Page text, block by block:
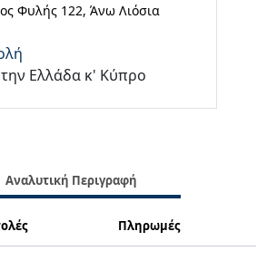
Φυλής 122, Άνω Λιόσια
Ελλάδα κ' Κύπρο
Αναλυτική Περιγραφή
Πληρωμές